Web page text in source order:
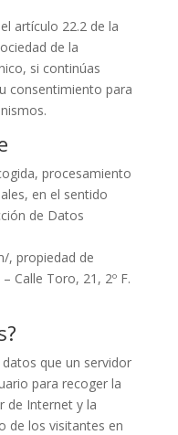
artículo 22.2 de la
de la
si continúas
consentimiento para
procesamiento
en el sentido
de Datos
, propiedad de
Calle Toro, 21, 2º F.
que un servidor
para recoger la
de Internet y la
de los visitantes en